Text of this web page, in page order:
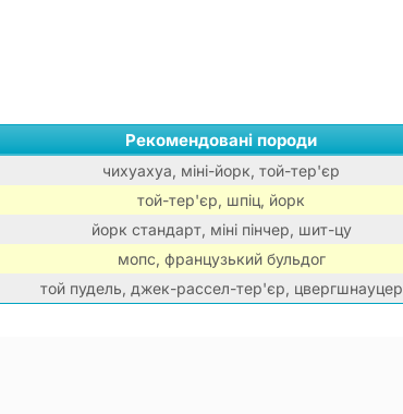
Рекомендовані породи
чихуахуа, міні-йорк, той-тер'єр
той-тер'єр, шпіц, йорк
йорк стандарт, міні пінчер, шит-цу
мопс, французький бульдог
той пудель, джек-рассел-тер'єр, цвергшнауцер